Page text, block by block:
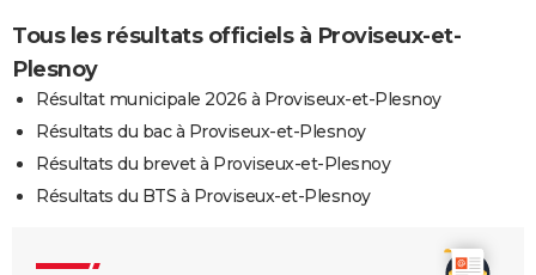
Tous les résultats officiels à Proviseux-et-
Plesnoy
Résultat municipale 2026 à Proviseux-et-Plesnoy
Résultats du bac à Proviseux-et-Plesnoy
Résultats du brevet à Proviseux-et-Plesnoy
Résultats du BTS à Proviseux-et-Plesnoy